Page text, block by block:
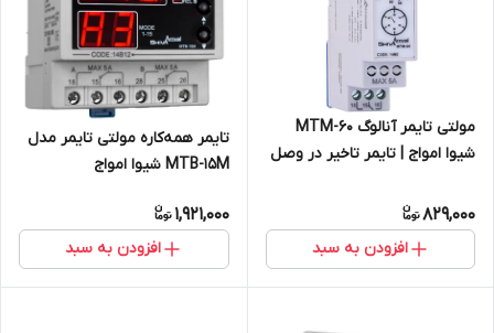
مولتی تایمر آنالوگ MTM-60
شیوا امواج | تایمر تاخیر در وصل
829,000
افزودن به سبد
تایمر همه‌کاره مولتی تایمر مدل
MTB-15M شیوا امواج
1,921,000
افزودن به سبد